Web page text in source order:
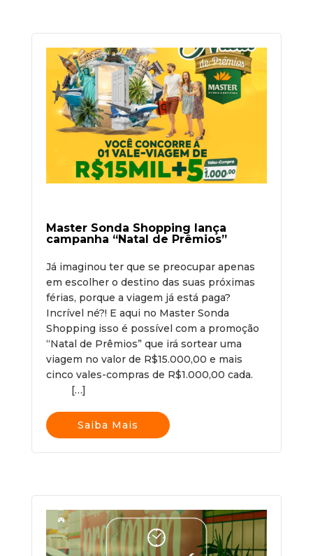
Master Sonda Shopping lança
campanha “Natal de Prêmios”
Já imaginou ter que se preocupar apenas
em escolher o destino das suas próximas
férias, porque a viagem já está paga?
Incrível né?! E aqui no Master Sonda
Shopping isso é possível com a promoção
“Natal de Prêmios” que irá sortear uma
viagem no valor de R$15.000,00 e mais
cinco vales-compras de R$1.000,00 cada.
[…]
Saiba Mais